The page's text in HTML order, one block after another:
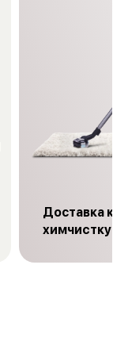
Доставка
химчиcтку